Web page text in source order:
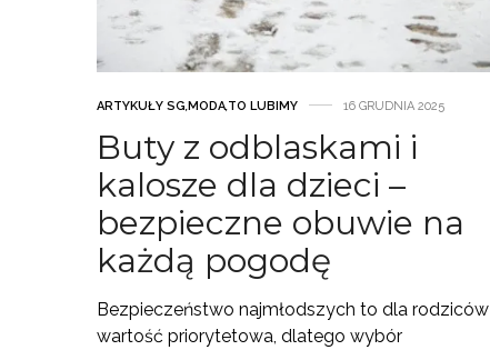
ARTYKUŁY SG,MODA,TO LUBIMY 16 GRUDNIA 2025
Buty z odblaskami i
kalosze dla dzieci –
bezpieczne obuwie na
każdą pogodę
Bezpieczeństwo najmłodszych to dla rodziców
wartość priorytetowa, dlatego wybór